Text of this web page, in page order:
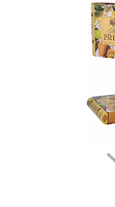
Complementare
Cesti si farfurii